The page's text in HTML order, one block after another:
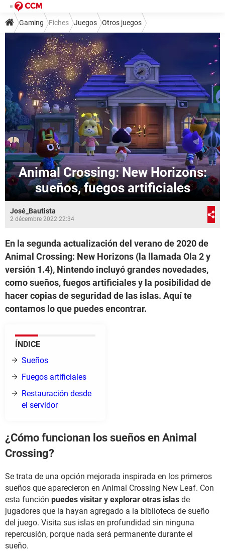
Gaming Fiches Juegos Otros juegos
Animal Crossing: New Horizons:
sueños, fuegos artificiales
José_Bautista
2 décembre 2022 22:34
En la segunda actualización del verano de 2020 de
Animal Crossing: New Horizons (la llamada Ola 2 y
versión 1.4), Nintendo incluyó grandes novedades,
como sueños, fuegos artificiales y la posibilidad de
hacer copias de seguridad de las islas. Aquí te
contamos lo que puedes encontrar.
ÍNDICE
Sueños
Fuegos artificiales
Restauración desde
el servidor
¿Cómo funcionan los sueños en Animal
Crossing?
Se trata de una opción mejorada inspirada en los primeros
sueños que aparecieron en Animal Crossing New Leaf. Con
esta función puedes visitar y explorar otras islas de
jugadores que la hayan agregado a la biblioteca de sueño
del juego. Visita sus islas en profundidad sin ninguna
repercusión, porque nada será permanente durante el
sueño.